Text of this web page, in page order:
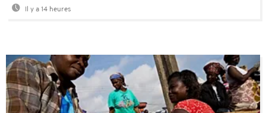
Il y a 14 heures